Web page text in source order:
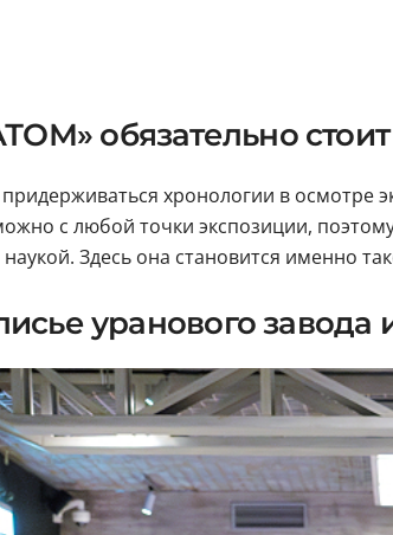
обязательно
хронологии в осмотре
с любой точки экспозиции,
Здесь она становится именно
уранового